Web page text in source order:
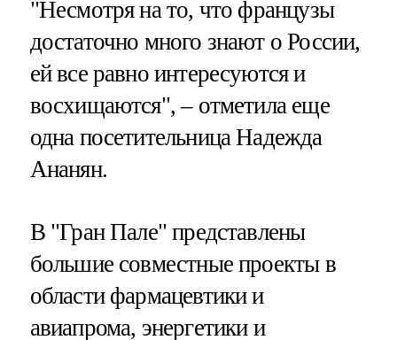
"Несмотря на то, что французы
достаточно много знают о России,
ей все равно интересуются и
восхищаются", – отметила еще
одна посетительница Надежда
Ананян.
В "Гран Пале" представлены
большие совместные проекты в
области фармацевтики и
авиапрома, энергетики и